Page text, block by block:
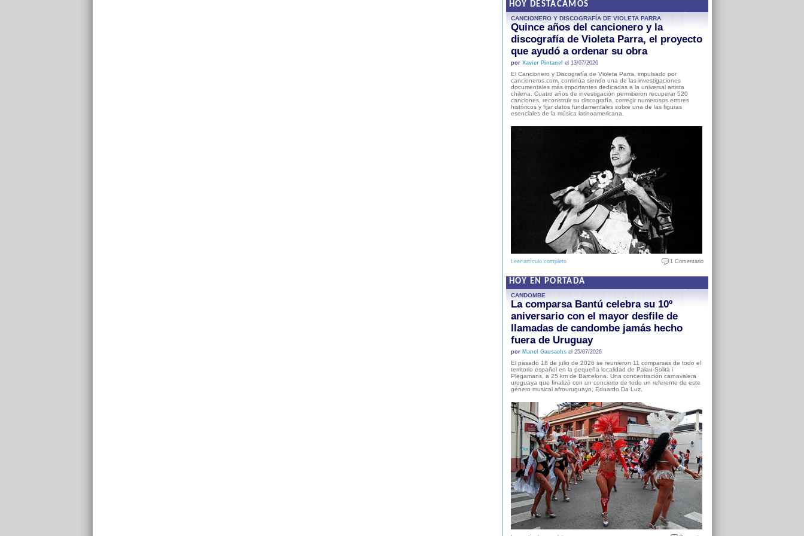
HOY DESTACAMOS
CANCIONERO Y DISCOGRAFÍA DE VIOLETA PARRA
Quince años del cancionero y la
discografía de Violeta Parra, el proyecto
que ayudó a ordenar su obra
por Xavier Pintanel el 13/07/2026
El Cancionero y Discografía de Violeta Parra, impulsado por
cancioneros.com, continúa siendo una de las investigaciones
documentales más importantes dedicadas a la universal artista
chilena. Cuatro años de investigación permitieron recuperar 520
canciones, reconstruir su discografía, corregir numerosos errores
históricos y fijar datos fundamentales sobre una de las figuras
esenciales de la música latinoamericana.
Leer artículo completo 1 Comentario
HOY EN PORTADA
CANDOMBE
La comparsa Bantú celebra su 10º
aniversario con el mayor desfile de
llamadas de candombe jamás hecho
fuera de Uruguay
por Manel Gausachsel 25/07/2026
El pasado 18 de julio de 2026 se reunieron 11 comparsas de todo el
territorio español en la pequeña localidad de Palau-Solità i
Plegamans, a 25 km de Barcelona. Una concentración carnavalera
uruguaya que finalizó con un concierto de todo un referente de este
género musical afrouruguayo, Eduardo Da Luz.